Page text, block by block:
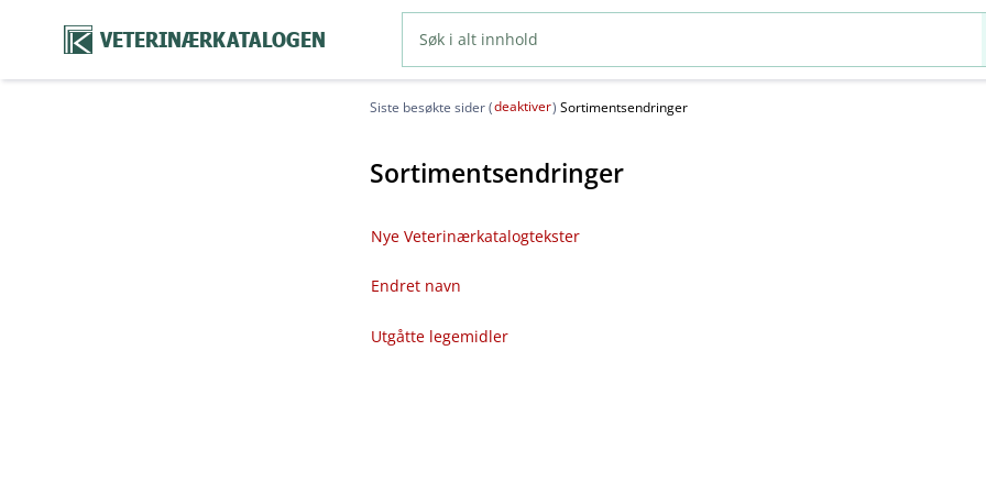
VETERINÆRKATALOGEN
Siste besøkte sider (deaktiver) Sortimentsendringer
Sortimentsendringer
Nye Veterinærkatalogtekster
Endret navn
Utgåtte legemidler